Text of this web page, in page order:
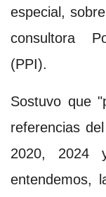
especial,
consultora
(PPI).
Sostuvo que
referencias
2020, 2024
entendemos,